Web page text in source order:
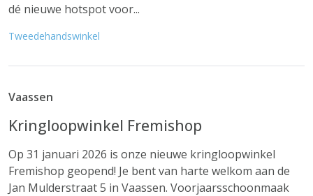
dé nieuwe hotspot voor...
Tweedehandswinkel
Vaassen
Kringloopwinkel Fremishop
Op 31 januari 2026 is onze nieuwe kringloopwinkel
Fremishop geopend! Je bent van harte welkom aan de
Jan Mulderstraat 5 in Vaassen. Voorjaarsschoonmaak